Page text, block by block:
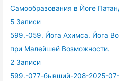
Самообразования в Йоге
5 Записи
599.-059. Йога Ахимса. Йога
при Малейшей Возможности.
2 Записи
599.-077-бывший-208-2025-